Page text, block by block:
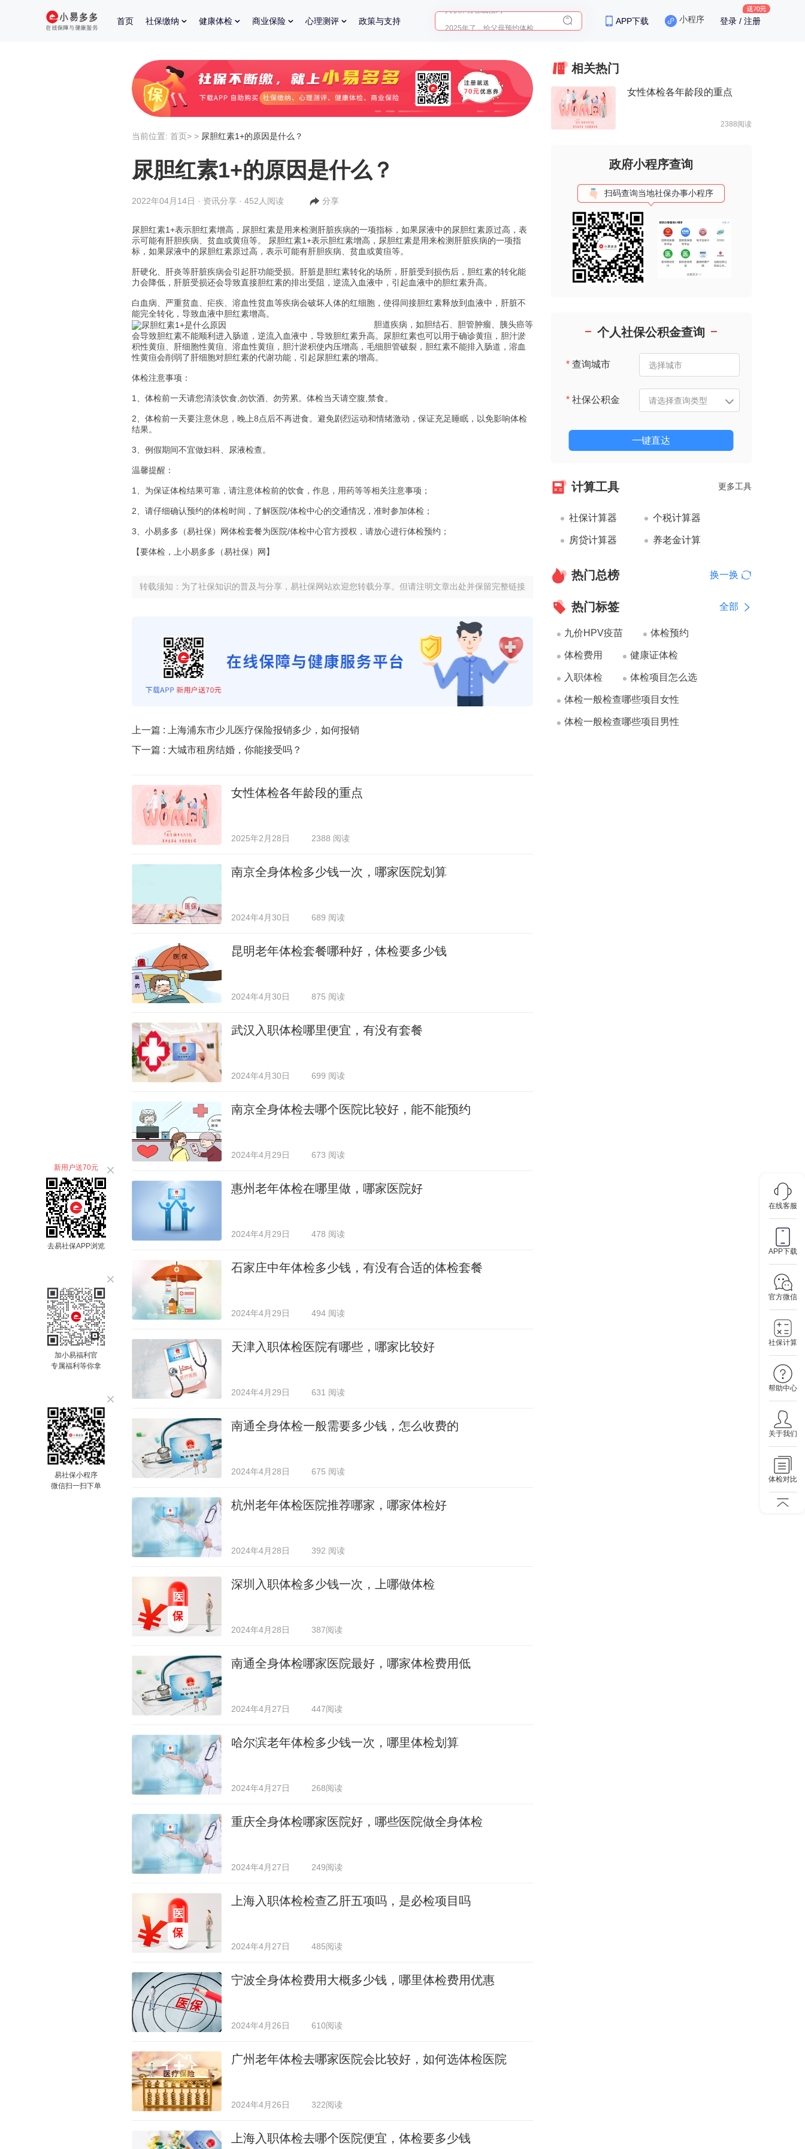
首页 社保缴纳 健康体检 商业保险 心理测评 政策与支持
体检前能吃药吗？
入职体检在线预约
2025年了，给父母预约体检
APP下载 小程序 登录 / 注册
在线客服
APP下载
官方微信
社保计算
帮助中心
关于我们
体检对比
新用户送70元
去易社保APP浏览
加小易福利官
专属福利等你拿
易社保小程序
微信扫一扫下单
当前位置: 首页> > 尿胆红素1+的原因是什么？
尿胆红素1+的原因是什么？
2022年04月14日 · 资讯分享 · 452人阅读 分享
尿胆红素1+表示胆红素增高，尿胆红素是用来检测肝脏疾病的一项指标，如果尿液中的尿胆红素原过高，表
示可能有肝胆疾病、贫血或黄疸等。 尿胆红素1+表示胆红素增高，尿胆红素是用来检测肝脏疾病的一项指
标，如果尿液中的尿胆红素原过高，表示可能有肝胆疾病、贫血或黄疸等。
肝硬化、肝炎等肝脏疾病会引起肝功能受损。肝脏是胆红素转化的场所，肝脏受到损伤后，胆红素的转化能
力会降低，肝脏受损还会导致直接胆红素的排出受阻，逆流入血液中，引起血液中的胆红素升高。
白血病、严重贫血、疟疾、溶血性贫血等疾病会破坏人体的红细胞，使得间接胆红素释放到血液中，肝脏不
能完全转化，导致血液中胆红素增高。
胆道疾病，如胆结石、胆管肿瘤、胰头癌等
会导致胆红素不能顺利进入肠道，逆流入血液中，导致胆红素升高。尿胆红素也可以用于确诊黄疸，胆汁淤
积性黄疸、肝细胞性黄疸、溶血性黄疸，胆汁淤积使内压增高，毛细胆管破裂，胆红素不能排入肠道，溶血
性黄疸会削弱了肝细胞对胆红素的代谢功能，引起尿胆红素的增高。
体检注意事项：
1、体检前一天请您清淡饮食,勿饮酒、勿劳累。体检当天请空腹,禁食。
2、体检前一天要注意休息，晚上8点后不再进食。避免剧烈运动和情绪激动，保证充足睡眠，以免影响体检
结果。
3、例假期间不宜做妇科、尿液检查。
温馨提醒：
1、为保证体检结果可靠，请注意体检前的饮食，作息，用药等等相关注意事项；
2、请仔细确认预约的体检时间，了解医院/体检中心的交通情况，准时参加体检；
3、小易多多（易社保）网体检套餐为医院/体检中心官方授权，请放心进行体检预约；
【要体检，上小易多多（易社保）网】
转载须知：为了社保知识的普及与分享，易社保网站欢迎您转载分享。但请注明文章出处并保留完整链接
上一篇 :
上海浦东市少儿医疗保险报销多少，如何报销
下一篇 : 大城市租房结婚，你能接受吗？
女性体检各年龄段的重点
2025年2月28日 2388 阅读
南京全身体检多少钱一次，哪家医院划算
2024年4月30日 689 阅读
昆明老年体检套餐哪种好，体检要多少钱
2024年4月30日 875 阅读
武汉入职体检哪里便宜，有没有套餐
2024年4月30日 699 阅读
南京全身体检去哪个医院比较好，能不能预约
2024年4月29日 673 阅读
惠州老年体检在哪里做，哪家医院好
2024年4月29日 478 阅读
石家庄中年体检多少钱，有没有合适的体检套餐
2024年4月29日 494 阅读
天津入职体检医院有哪些，哪家比较好
2024年4月29日 631 阅读
南通全身体检一般需要多少钱，怎么收费的
2024年4月28日 675 阅读
杭州老年体检医院推荐哪家，哪家体检好
2024年4月28日 392 阅读
深圳入职体检多少钱一次，上哪做体检
2024年4月28日 387阅读
南通全身体检哪家医院最好，哪家体检费用低
2024年4月27日 447阅读
哈尔滨老年体检多少钱一次，哪里体检划算
2024年4月27日 268阅读
重庆全身体检哪家医院好，哪些医院做全身体检
2024年4月27日 249阅读
上海入职体检检查乙肝五项吗，是必检项目吗
2024年4月27日 485阅读
宁波全身体检费用大概多少钱，哪里体检费用优惠
2024年4月26日 610阅读
广州老年体检去哪家医院会比较好，如何选体检医院
2024年4月26日 322阅读
上海入职体检去哪个医院便宜，体检要多少钱
相关热门
女性体检各年龄段的重点
2388阅读
政府小程序查询
扫码查询当地社保办事小程序
个人社保公积金查询
*查询城市
*社保公积金
一键直达
计算工具 更多工具
社保计算器 个税计算器
房贷计算器 养老金计算
热门总榜 换一换
热门标签 全部
九价HPV疫苗 体检预约
体检费用 健康证体检
入职体检 体检项目怎么选
体检一般检查哪些项目女性
体检一般检查哪些项目男性